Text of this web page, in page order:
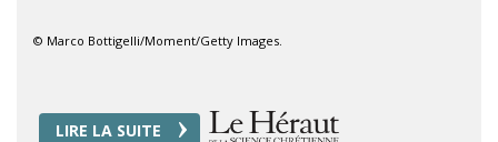
© Marco Bottigelli/Moment/Getty Images.
LIRE LA SUITE